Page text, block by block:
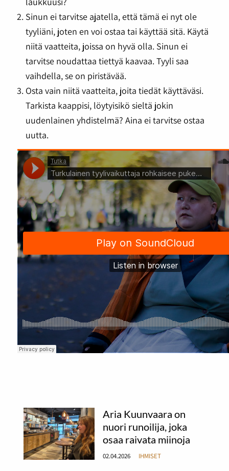
Sinun ei tarvitse ajatella, että tämä ei nyt ole
tyyliäni, joten en voi ostaa tai käyttää sitä. Käytä
niitä vaatteita, joissa on hyvä olla. Sinun ei
tarvitse noudattaa tiettyä kaavaa. Tyyli saa
vaihdella, se on piristävää.
Osta vain niitä vaatteita, joita tiedät käyttäväsi.
Tarkista kaappisi, löytyisikö sieltä jokin
uudenlainen yhdistelmä? Aina ei tarvitse ostaa
uutta.
Aria Kuunvaara on
nuori runoilija, joka
osaa raivata miinoja
02.04.2026 IHMISET